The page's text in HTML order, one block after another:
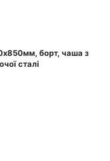
борт, чаша з
сталі